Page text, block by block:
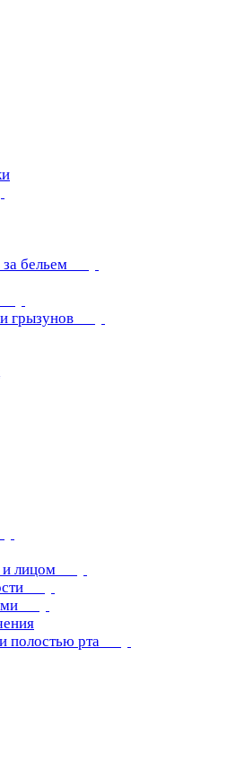
бельем
грызунов
и лицом
полостью рта